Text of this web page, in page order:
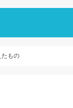
たもの